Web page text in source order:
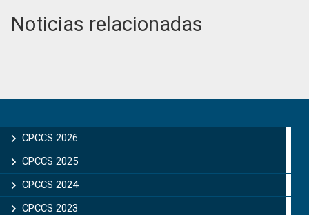
Noticias relacionadas
Sidebar
CPCCS 2026
CPCCS 2025
CPCCS 2024
CPCCS 2023